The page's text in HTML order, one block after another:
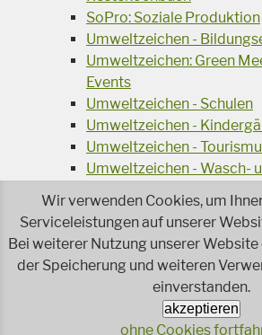
SoPro: Soziale Produktion
Umweltzeichen -
Umweltzeichen: Green
Events
Umweltzeichen - Schulen
Umweltzeichen -
Umweltzeichen -
Umweltzeichen - Wasch-
Wiederverwendung von
Wasser - das
Wohnprojekt Parcours
Jetzt faire und ökologische Mode
Reparieren leicht gemacht!
Wir verwenden Cookies, um
Serviceleistungen auf unserer
Bei weiterer Nutzung unserer
der Speicherung und weiteren
einverstanden.
akzeptieren
ohne Cookies